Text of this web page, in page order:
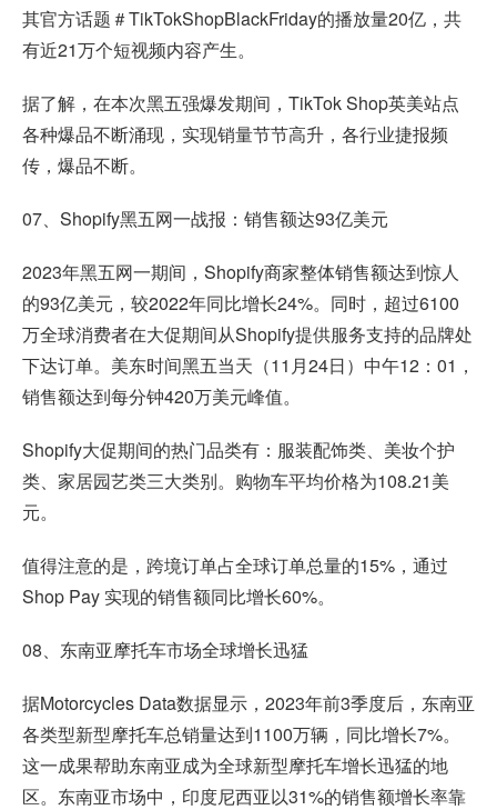
其官方话题＃TikTokShopBlackFriday的播放量20亿，共
有近21万个短视频内容产生。
据了解，在本次黑五强爆发期间，TikTok Shop英美站点
各种爆品不断涌现，实现销量节节高升，各行业捷报频
传，爆品不断。
07、 Shopify黑五网一战报 ：销售额达93亿美元
2023年黑五网一期间，Shopify商家整体销售额达到惊人
的93亿美元，较2022年同比增长24%。同时，超过6100
万全球消费者在大促期间从Shopify提供服务支持的品牌处
下达订单。美东时间黑五当天（11月24日）中午12：01，
销售额达到每分钟420万美元峰值。
Shopify大促期间的热门品类有：服装配饰类、美妆个护
类、家居园艺类三大类别。购物车平均价格为108.21美
元。
值得注意的是，跨境订单占全球订单总量的15%，通过
Shop Pay 实现的销售额同比增长60%。
08、东南亚摩托车市场全球增长迅猛
据Motorcycles Data数据显示，2023年前3季度后，东南亚
各类型新型摩托车总销量达到1100万辆，同比增长7%。
这一成果帮助东南亚成为全球新型摩托车增长迅猛的地
区。东南亚市场中，印度尼西亚以31%的销售额增长率靠